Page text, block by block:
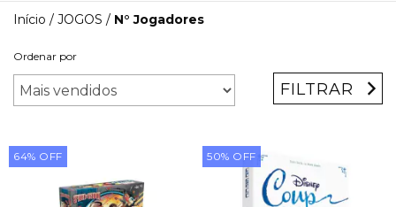
Início / JOGOS / N° Jogadores
Ordenar por
FILTRAR
64% OFF 50% OFF